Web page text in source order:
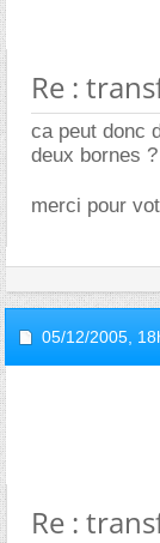
Re :
ca peut donc
deux bornes ?
merci pour
05/12/2005,
Re :